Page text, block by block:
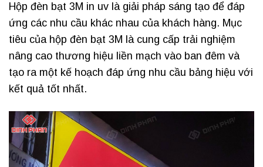
Hộp đèn bạt 3M in uv là giải pháp sáng tạo để đáp
ứng các nhu cầu khác nhau của khách hàng. Mục
tiêu của hộp đèn bạt 3M là cung cấp trải nghiệm
nâng cao thương hiệu liền mạch vào ban đêm và
tạo ra một kế hoạch đáp ứng nhu cầu bảng hiệu với
kết quả tốt nhất.